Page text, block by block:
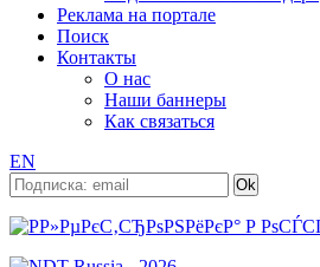
Реклама на портале
Поиск
Контакты
О нас
Наши баннеры
Как связаться
EN